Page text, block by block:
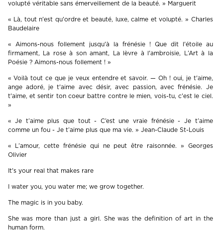
volupté véritable sans émerveillement de la beauté. » Marguerit
« Là, tout n'est qu'ordre et beauté, luxe, calme et volupté. » Charles
Baudelaire
« Aimons-nous follement jusqu'à la frénésie ! Que dit l'étoile au
firmament, La rose à son amant, La lèvre à l'ambroisie, L’Art à la
Poésie ? Aimons-nous follement ! »
« Voilà tout ce que je veux entendre et savoir. — Oh ! oui, je t'aime,
ange adoré, je t'aime avec désir, avec passion, avec frénésie. Je
t'aime, et sentir ton coeur battre contre le mien, vois-tu, c'est le ciel.
»
« Je t’aime plus que tout - C’est une vraie frénésie - Je t’aime
comme un fou - Je t’aime plus que ma vie. » Jean-Claude St-Louis
« L’amour, cette frénésie qui ne peut être raisonnée. » Georges
Olivier
It's your real that makes rare
I water you, you water me; we grow together.
The magic is in you baby.
She was more than just a girl. She was the definition of art in the
human form.